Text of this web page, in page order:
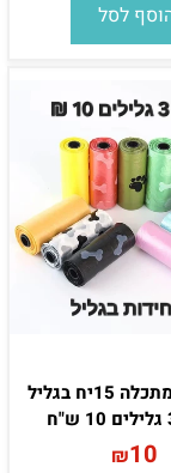
לסל
שקי קקי מתכלה 15יח בגליל
₪10